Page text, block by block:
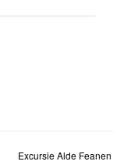
Excursie Alde Feanen